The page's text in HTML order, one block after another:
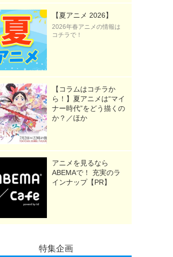
【夏アニメ 2026】
2026年春アニメの情報は
コチラで！
【コラムはコチラか
ら！】夏アニメは“マイ
ナー時代”をどう描くの
か？／ほか
アニメを見るなら
ABEMAで！ 充実のラ
インナップ【PR】
特集企画